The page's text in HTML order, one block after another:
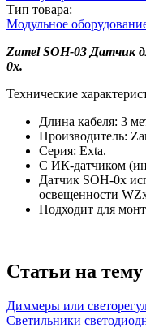
Тип товара:
Модульное
Zamel SOH-03 Датчик
0x.
Технические
Длина кабеля: 3
Производитель:
Серия: Exta.
С ИК-датчиком
Датчик SOH-0x
освещенности
Подходит для
Статьи на тему
Диммеры или
Светильники